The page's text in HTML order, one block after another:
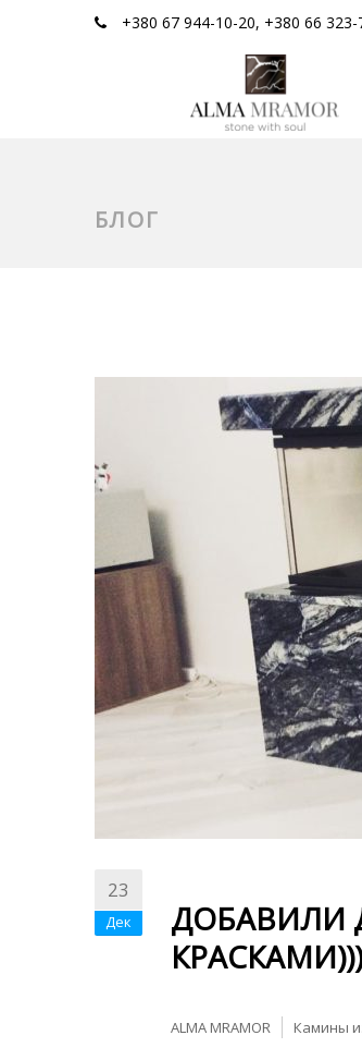
+380 67 944-10-20, +380 66 323-
БЛОГ
23
Дек
ДОБАВИЛИ
КРАСКАМИ)))
ALMA MRAMOR Камины